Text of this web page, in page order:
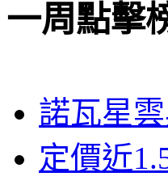
一周點擊
諾瓦星
定價近